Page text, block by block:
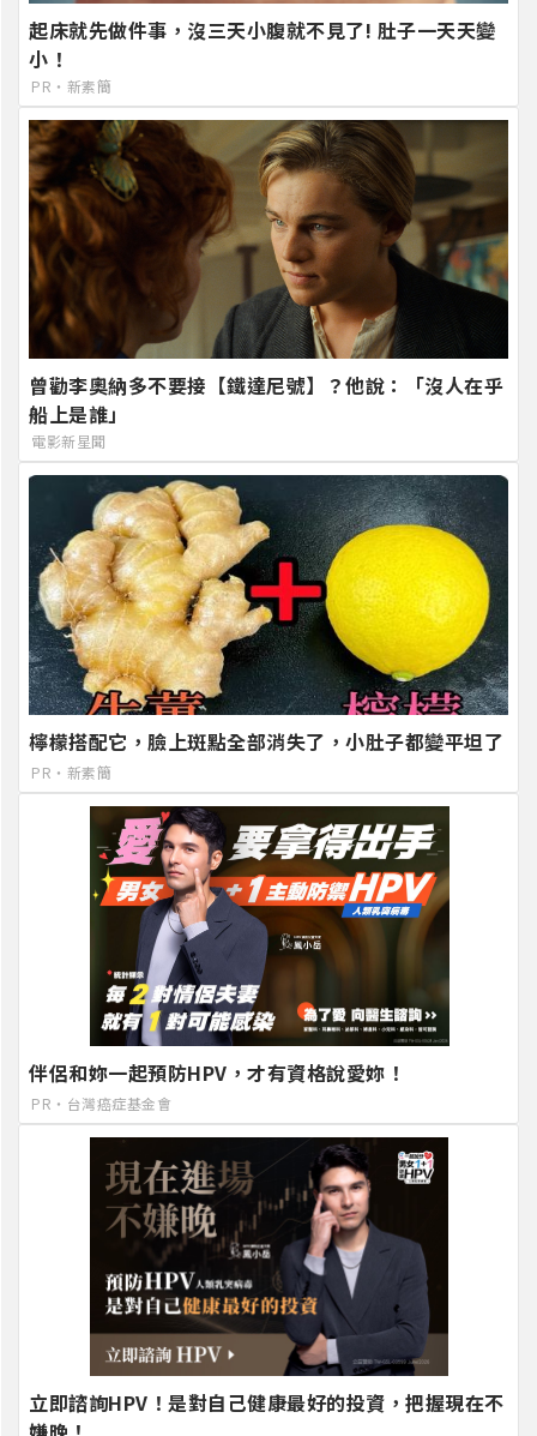
起床就先做件事，沒三天小腹就不見了! 肚子一天天變
小！
PR・新素簡
曾勸李奧納多不要接【鐵達尼號】？他說：「沒人在乎
船上是誰」
電影新星聞
檸檬搭配它，臉上斑點全部消失了，小肚子都變平坦了
PR・新素簡
伴侶和妳一起預防HPV，才有資格說愛妳！
PR・台灣癌症基金會
立即諮詢HPV！是對自己健康最好的投資，把握現在不